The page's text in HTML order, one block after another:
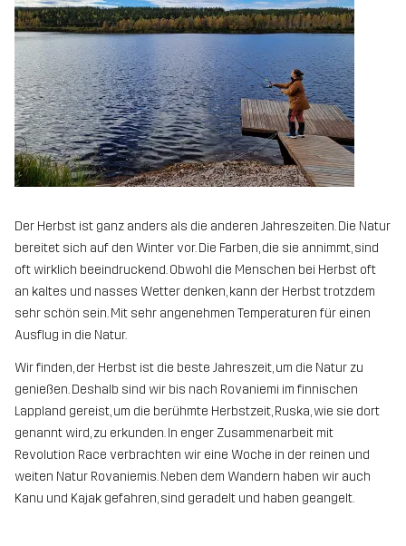
Der Herbst ist ganz anders als die anderen Jahreszeiten. Die Natur
bereitet sich auf den Winter vor. Die Farben, die sie annimmt, sind
oft wirklich beeindruckend. Obwohl die Menschen bei Herbst oft
an kaltes und nasses Wetter denken, kann der Herbst trotzdem
sehr schön sein. Mit sehr angenehmen Temperaturen für einen
Ausflug in die Natur.
Wir finden, der Herbst ist die beste Jahreszeit, um die Natur zu
genießen. Deshalb sind wir bis nach Rovaniemi im finnischen
Lappland gereist, um die berühmte Herbstzeit, Ruska, wie sie dort
genannt wird, zu erkunden. In enger Zusammenarbeit mit
Revolution Race verbrachten wir eine Woche in der reinen und
weiten Natur Rovaniemis. Neben dem Wandern haben wir auch
Kanu und Kajak gefahren, sind geradelt und haben geangelt.